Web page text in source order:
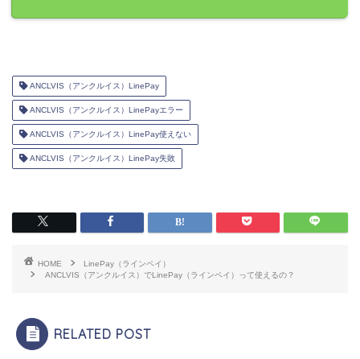
ANCLVIS（アンクルイス）LinePay
ANCLVIS（アンクルイス）LinePayエラー
ANCLVIS（アンクルイス）LinePay使えない
ANCLVIS（アンクルイス）LinePay失敗
HOME
LinePay（ラインペイ）
ANCLVIS（アンクルイス）でLinePay（ラインペイ）って使えるの？
RELATED POST